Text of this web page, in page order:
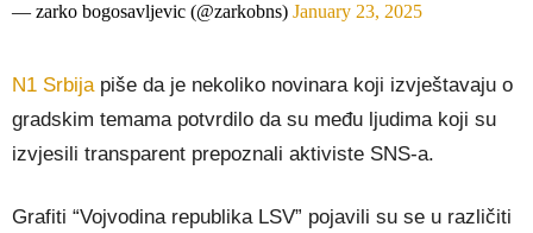
— zarko bogosavljevic (@zarkobns) January 23, 2025
N1 Srbijapiše da je nekoliko novinara koji izvještavaju o
gradskim temama potvrdilo da su među ljudima koji su
izvjesili transparent prepoznali aktiviste SNS-a.
Grafiti “Vojvodina republika LSV” pojavili su se u različiti